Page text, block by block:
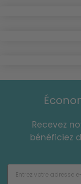
Recevez
bénéficiez